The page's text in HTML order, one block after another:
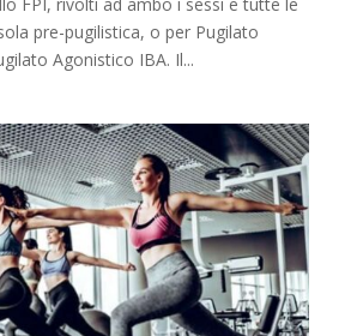
pre-pugilistica, o per Pugilato
Agonistico IBA. Il...